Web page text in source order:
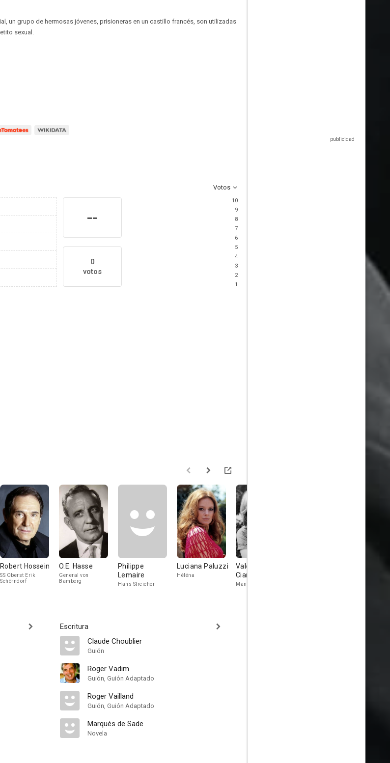
un grupo de hermosas jóvenes, prisioneras en un castillo francés, son utilizadas
sexual.
Votos
--
0
votos
10
9
8
7
6
5
4
3
2
1
Robert Hossein
SS Oberst Erik
Schörndorf
O.E. Hasse
General von
Bamberg
Philippe
Lemaire
Hans Streicher
Luciana Paluzzi
Héléna
Valeria
Ciangottini
Manuela
Escritura
Claude Choublier
Guión
Roger Vadim
Guión, Guión Adaptado
Roger Vailland
Guión, Guión Adaptado
Marqués de Sade
Novela